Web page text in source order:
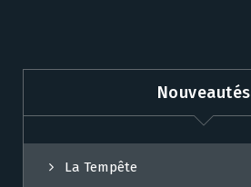
Nouveautés
La Tempête